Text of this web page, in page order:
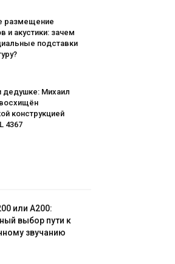
размещение
и акустики: зачем
подставки
дедушке: Михаил
конструкцией
4367
или A200:
выбор пути к
звучанию